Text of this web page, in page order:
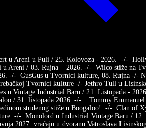
u Areni u Puli / 25. Kolovoza - 2026. -/-
u Areni / 03. Rujna – 2026. -/- Wilco stiže na
-/- GusGus u Tvornici kulture, 08. Rujna -/-
Tvornici kulture -/- Jethro Tull u
u Vintage Industrial Baru / 21. Listopada -
/ 31. listopada 2026 -/- Tommy Emmanuel
studenog stiže u Boogaloo! -/- Clan of
-/- Monolord u Industrial Vintage Baru / 12.
2027. vraćaju u dvoranu Vatroslava